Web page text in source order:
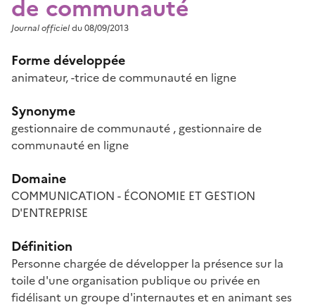
de communauté
Journal officieldu 08/09/2013
Forme développée
animateur, -trice de communauté en ligne
Synonyme
gestionnaire de communauté , gestionnaire de
communauté en ligne
Domaine
COMMUNICATION - ÉCONOMIE ET GESTION
D'ENTREPRISE
Définition
Personne chargée de développer la présence sur la
toile d'une organisation publique ou privée en
fidélisant un groupe d'internautes et en animant ses